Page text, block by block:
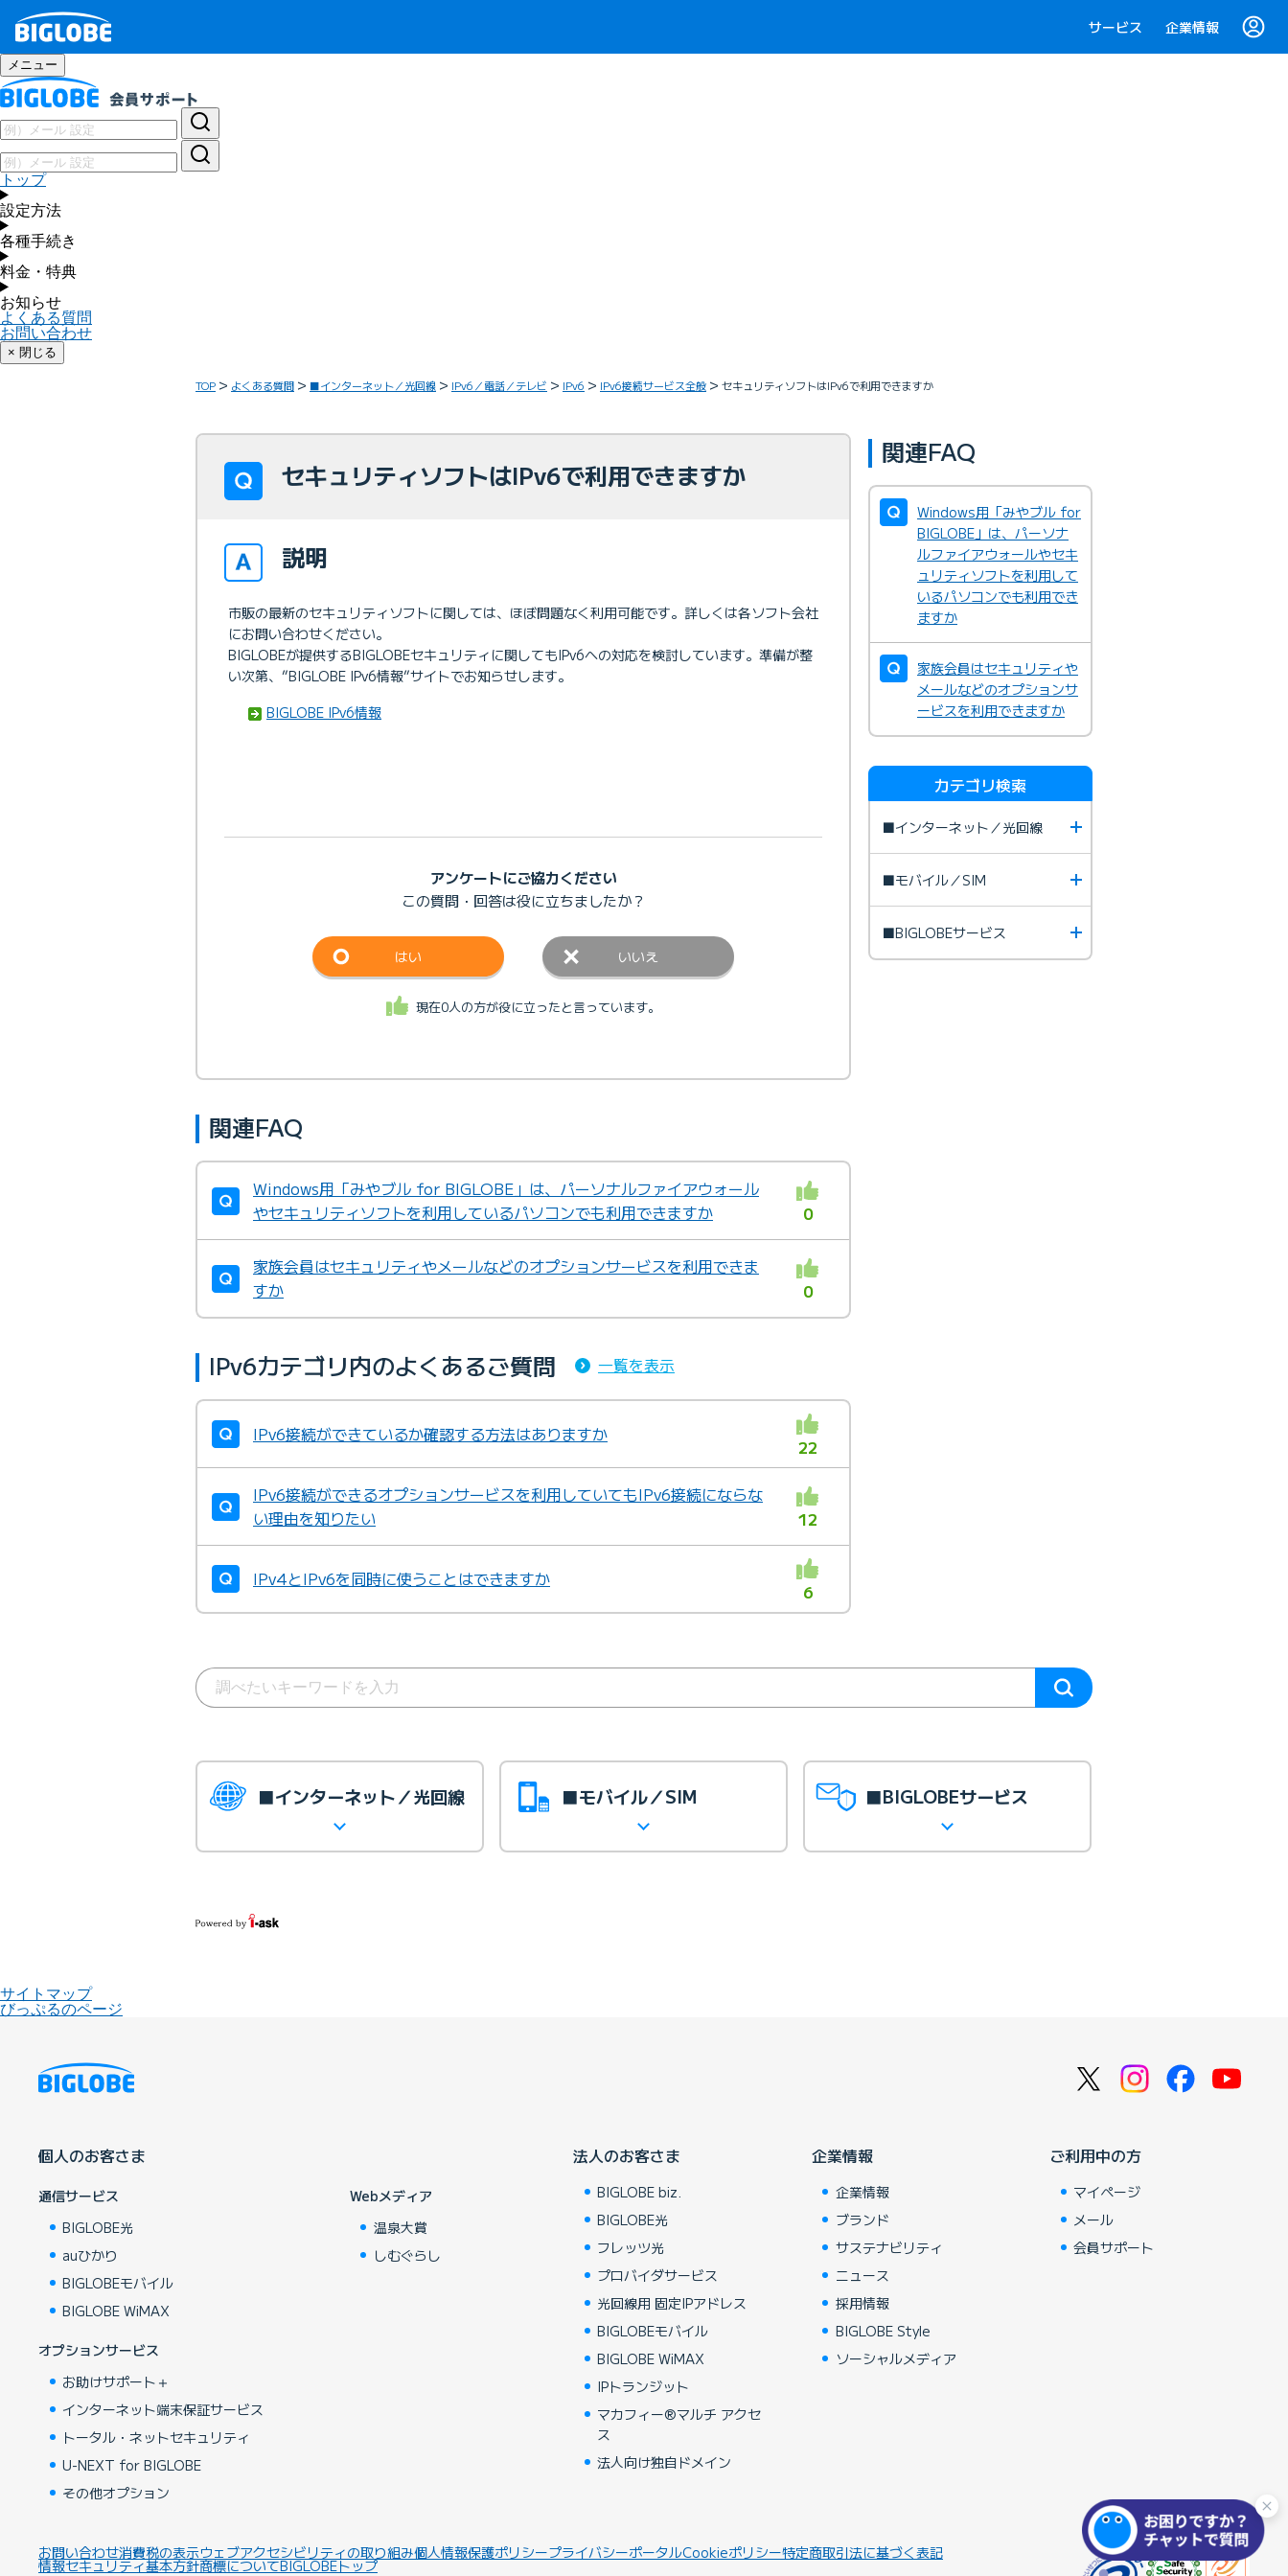
サービス 企業情報
メニュー
トップ
設定方法
各種手続き
料金・特典
お知らせ
よくある質問
お問い合わせ
× 閉じる
TOP よくある質問 ■インターネット／光回線 IPv6／電話／テレビ IPv6 IPv6接続サービス全般 セキュリティソフトはIPv6で利用できますか
セキュリティソフトはIPv6で利用できますか
説明
市販の最新のセキュリティソフトに関しては、ほぼ問題なく利用可能です。詳しくは各ソフト会社
にお問い合わせください。
BIGLOBEが提供するBIGLOBEセキュリティに関してもIPv6への対応を検討しています。準備が整
い次第、”BIGLOBE IPv6情報”サイトでお知らせします。
BIGLOBE IPv6情報
アンケートにご協力ください
この質問・回答は役に立ちましたか？
はい いいえ
現在0人の方が役に立ったと言っています。
関連FAQ
Windows用「みやブル for BIGLOBE」は、パーソナルファイアウォール
やセキュリティソフトを利用しているパソコンでも利用できますか
0
家族会員はセキュリティやメールなどのオプションサービスを利用できま
すか
0
IPv6カテゴリ内のよくあるご質問 一覧を表示
IPv6接続ができているか確認する方法はありますか
22
IPv6接続ができるオプションサービスを利用していてもIPv6接続にならな
い理由を知りたい
12
IPv4とIPv6を同時に使うことはできますか
6
関連FAQ
Windows用「みやブル for
BIGLOBE」は、パーソナ
ルファイアウォールやセキ
ュリティソフトを利用して
いるパソコンでも利用でき
ますか
家族会員はセキュリティや
メールなどのオプションサ
ービスを利用できますか
カテゴリ検索
■インターネット／光回線
■モバイル／SIM
■BIGLOBEサービス
■インターネット／光回線 ■モバイル／SIM ■BIGLOBEサービス
サイトマップ
びっぷるのページ
個人のお客さま
通信サービス
BIGLOBE光
auひかり
BIGLOBEモバイル
BIGLOBE WiMAX
オプションサービス
お助けサポート＋
インターネット端末保証サービス
トータル・ネットセキュリティ
U-NEXT for BIGLOBE
その他オプション
Webメディア
温泉大賞
しむぐらし
法人のお客さま
BIGLOBE biz.
BIGLOBE光
フレッツ光
プロバイダサービス
光回線用 固定IPアドレス
BIGLOBEモバイル
BIGLOBE WiMAX
IPトランジット
マカフィー®マルチ アクセ
ス
法人向け独自ドメイン
企業情報
企業情報
ブランド
サステナビリティ
ニュース
採用情報
BIGLOBE Style
ソーシャルメディア
ご利用中の方
マイページ
メール
会員サポート
お問い合わせ消費税の表示ウェブアクセシビリティの取り組み個人情報保護ポリシープライバシーポータルCookieポリシー特定商取引法に基づく表記
情報セキュリティ基本方針商標についてBIGLOBEトップ